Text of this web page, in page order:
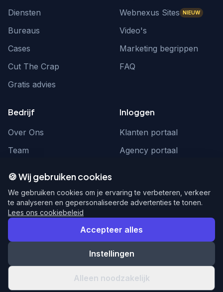
Diensten
Bureaus
Cases
Cut The Crap
Gratis advies
Webnexus Sites NIEUW
Video's
Marketing begrippen
FAQ
Bedrijf
Over Ons
Team
Inloggen
Klanten portaal
Agency portaal
hello@webnexus.nl
085 004 1875
© 2026 WebNexus. Alle rechten voorbehouden.
PrivacyVoorwaarden
🍪 Wij gebruiken cookies
We gebruiken cookies om je ervaring te verbeteren, verkeer
te analyseren en gepersonaliseerde advertenties te tonen.
Lees ons cookiebeleid
Accepteer alles
Instellingen
Alleen noodzakelijk